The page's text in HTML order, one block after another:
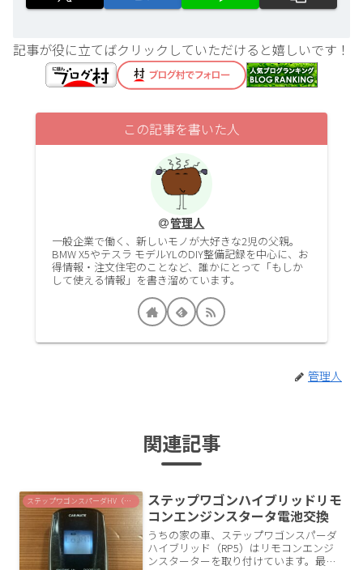
記事が役に立てばクリックしていただけると嬉しいです！
この記事を書いた人
管理人
一般企業で働く、新しいモノが大好きな2児の父親。
BMW X5やテスラ モデルYLのDIY整備記録を中心に、お
得情報・注文住宅のことなど、誰かにとって「もしか
して使える情報」を書き溜めています。
管理人
関連記事
ステップワゴンスパーダHV（RP5）
ステップワゴンハイブリッドリモ
コンエンジンスタータ電池交換
うちの家の車、ステップワゴンスパーダ
ハイブリッド（RP5）はリモコンエンジ
ンスターターを取り付けています。最